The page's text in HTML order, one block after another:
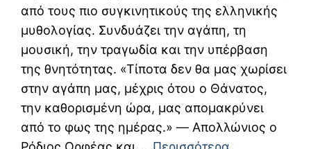
από τους πιο συγκινητικούς της ελληνικής
μυθολογίας. Συνδυάζει την αγάπη, τη
μουσική, την τραγωδία και την υπέρβαση
της θνητότητας. «Τίποτα δεν θα μας χωρίσει
στην αγάπη μας, μέχρις ότου ο Θάνατος,
την καθορισμένη ώρα, μας απομακρύνει
από το φως της ημέρας.» ― Απολλώνιος ο